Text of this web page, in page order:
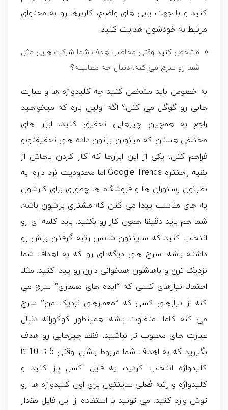
کنید و با جهت یابی های واضح، کاربرها رو به محتوای
مرتبط به خودشون هدایت کنید.
مشخص کنید وقتی مخاطب هدف شما شرکت هایی مثل
شما رو سرچ می کنه، دنبال چه مطالبیه؟
به خصوص باید مشخص کنید چه کلیدواژه ها و عبارت
هایی رو گوگل می کنن؟ اگه اولین باره که میخواهید
راجع به همچین چیزهایی تحقیق کنید، ابزار های
مختلفی هستن که میتونن براتون داده های تحقیقتونو
فراهم کنن، یکی از این ابزارها که کار کردن باهاش از
بقیه راحتتره Google Trends اما محدودیت بُرد داره. به
نظرتون رستوران ها و فروشگاه ها چطوری برای کارشون
یه جای مناسب پیدا می کنن که مشتری براشون باشه.
شما هم باید دقیقا همون کار رو بکنید. باید کلمه ای رو
انتخاب کنید که سایتتون شانس رتبه گرفتن براش رو
داشته باشه. سرچ های دیگه ای رو که به اهداف شما
نزدیک ترن و باهاشون همخوانی دارن رو پیدا کنید. مثلا
احتمالا نیازهای کسی که “ایده های معماری” سرچ می
کنه از نیازهای کسی که “معمارهای نزدیک من” سرچ
می کنه کاملا متفاوت باشه. همینطور کوکورانه دنبال
عبارت های محبوب تر نباشید، فقط چیزهایی رو هدف
بگیرید که به اهداف شما مربوط باشن. وقتی 5 تا 10 تا
کلیدواژه انتخاب کردید، یه فایل اکسل باز کنید و
کلیدواژه و رتبه فعلی سایتتون برای اون کلیدواژه ها رو
توش وارد کنید. می تونید با استفاده از این فایل مقدار